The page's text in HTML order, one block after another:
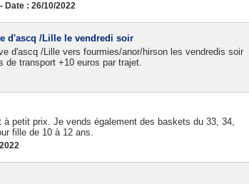
Date : 26/10/2022
d'ascq /Lille le vendredi soir
d'ascq /Lille vers fourmies/anor/hirson les vendredis soir
de transport +10 euros par trajet.
petit prix. Je vends également des baskets du 33, 34,
fille de 10 à 12 ans.